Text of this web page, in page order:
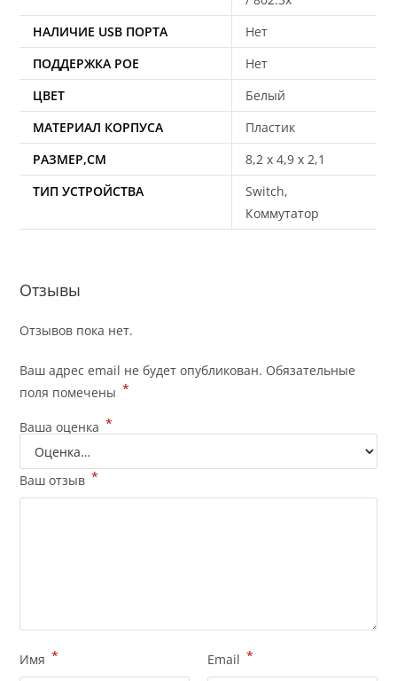
НАЛИЧИЕ USB ПОРТА
Нет
ПОДДЕРЖКА POE
Нет
ЦВЕТ
Белый
МАТЕРИАЛ КОРПУСА
Пластик
РАЗМЕР,СМ
8,2 x 4,9 x 2,1
ТИП УСТРОЙСТВА
Switch,
Коммутатор
Отзывы
Отзывов пока нет.
Ваш адрес email не будет опубликован. Обязательные
поля помечены *
Ваша оценка *
Ваш отзыв *
Имя * Email *